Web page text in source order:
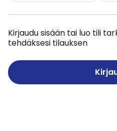
Kirjaudu sisään tai luo tili
tehdäksesi tilauksen